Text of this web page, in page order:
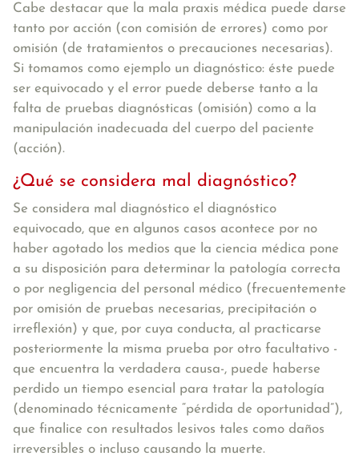
Cabe destacar que la mala praxis médica puede darse
tanto por acción (con comisión de errores) como por
omisión (de tratamientos o precauciones necesarias).
Si tomamos como ejemplo un diagnóstico: éste puede
ser equivocado y el error puede deberse tanto a la
falta de pruebas diagnósticas (omisión) como a la
manipulación inadecuada del cuerpo del paciente
(acción).
¿Qué se considera mal diagnóstico?
Se considera mal diagnóstico el diagnóstico
equivocado, que en algunos casos acontece por no
haber agotado los medios que la ciencia médica pone
a su disposición para determinar la patología correcta
o por negligencia del personal médico (frecuentemente
por omisión de pruebas necesarias, precipitación o
irreflexión) y que, por cuya conducta, al practicarse
posteriormente la misma prueba por otro facultativo -
que encuentra la verdadera causa-, puede haberse
perdido un tiempo esencial para tratar la patología
(denominado técnicamente “pérdida de oportunidad”),
que finalice con resultados lesivos tales como daños
irreversibles o incluso causando la muerte.